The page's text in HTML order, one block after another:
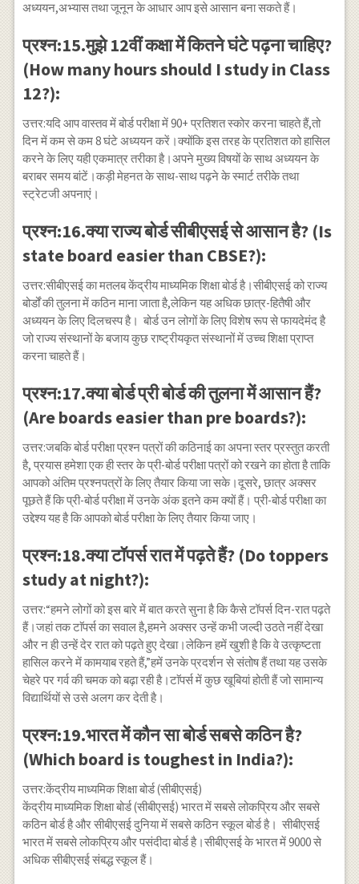
अध्ययन,अभ्यास तथा जूनून के आधार आप इसे आसान बना सकते हैं।
प्रश्न:15.मुझे 12वीं कक्षा में कितने घंटे पढ़ना चाहिए?
(How many hours should I study in Class
12?):
उत्तर:यदि आप वास्तव में बोर्ड परीक्षा में 90+ प्रतिशत स्कोर करना चाहते हैं,तो
दिन में कम से कम 8 घंटे अध्ययन करें।क्योंकि इस तरह के प्रतिशत को हासिल
करने के लिए यही एकमात्र तरीका है।अपने मुख्य विषयों के साथ अध्ययन के
बराबर समय बांटें।कड़ी मेहनत के साथ-साथ पढ़ने के स्मार्ट तरीके तथा
स्ट्रेटजी अपनाएं।
प्रश्न:16.क्या राज्य बोर्ड सीबीएसई से आसान है? (Is
state board easier than CBSE?):
उत्तर:सीबीएसई का मतलब केंद्रीय माध्यमिक शिक्षा बोर्ड है।सीबीएसई को राज्य
बोर्डों की तुलना में कठिन माना जाता है,लेकिन यह अधिक छात्र-हितैषी और
अध्ययन के लिए दिलचस्प है। बोर्ड उन लोगों के लिए विशेष रूप से फायदेमंद है
जो राज्य संस्थानों के बजाय कुछ राष्ट्रीयकृत संस्थानों में उच्च शिक्षा प्राप्त
करना चाहते हैं।
प्रश्न:17.क्या बोर्ड प्री बोर्ड की तुलना में आसान हैं?
(Are boards easier than pre boards?):
उत्तर:जबकि बोर्ड परीक्षा प्रश्न पत्रों की कठिनाई का अपना स्तर प्रस्तुत करती
है, प्रयास हमेशा एक ही स्तर के प्री-बोर्ड परीक्षा पत्रों को रखने का होता है ताकि
आपको अंतिम प्रश्नपत्रों के लिए तैयार किया जा सके।दूसरे, छात्र अक्सर
पूछते हैं कि प्री-बोर्ड परीक्षा में उनके अंक इतने कम क्यों हैं। प्री-बोर्ड परीक्षा का
उद्देश्य यह है कि आपको बोर्ड परीक्षा के लिए तैयार किया जाए।
प्रश्न:18.क्या टॉपर्स रात में पढ़ते हैं? (Do toppers
study at night?):
उत्तर:“हमने लोगों को इस बारे में बात करते सुना है कि कैसे टॉपर्स दिन-रात पढ़ते
हैं।जहां तक ​​टाॅपर्स का सवाल है,हमने अक्सर उन्हें कभी जल्दी उठते नहीं देखा
और न ही उन्हें देर रात को पढ़ते हुए देखा।लेकिन हमें खुशी है कि वे उत्कृष्टता
हासिल करने में कामयाब रहते हैं,”हमें उनके प्रदर्शन से संतोष हैं तथा यह उसके
चेहरे पर गर्व की चमक को बढ़ा रही है।टाॅपर्स में कुछ खूबियां होती हैं जो सामान्य
विद्यार्थियों से उसे अलग कर देती है।
प्रश्न:19.भारत में कौन सा बोर्ड सबसे कठिन है?
(Which board is toughest in India?):
उत्तर:केंद्रीय माध्यमिक शिक्षा बोर्ड (सीबीएसई)
केंद्रीय माध्यमिक शिक्षा बोर्ड (सीबीएसई) भारत में सबसे लोकप्रिय और सबसे
कठिन बोर्ड है और सीबीएसई दुनिया में सबसे कठिन स्कूल बोर्ड है। सीबीएसई
भारत में सबसे लोकप्रिय और पसंदीदा बोर्ड है।सीबीएसई के भारत में 9000 से
अधिक सीबीएसई संबद्ध स्कूल हैं।